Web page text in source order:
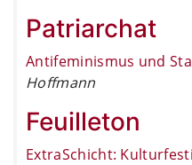
Patriarchat
Antifeminismus und
Hoffmann
Feuilleton
ExtraSchicht: